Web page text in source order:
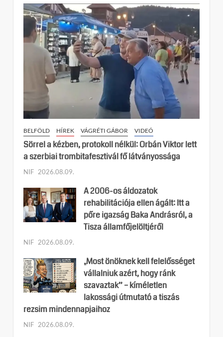
e
z
BELFÖLD HÍREK VÁGRÉTI GÁBOR VIDEÓ
Sörrel a kézben, protokoll nélkül: Orbán Viktor lett
a szerbiai trombitafesztivál fő látványossága
NIF 2026.08.09.
A 2006-os áldozatok
rehabilitációja ellen ágált: Itt a
pőre igazság Baka Andrásról, a
Tisza államfőjelöltjéről
NIF 2026.08.09.
„Most önöknek kell felelősséget
vállalniuk azért, hogy ránk
szavaztak” – kíméletlen
lakossági útmutató a tiszás
rezsim mindennapjaihoz
NIF 2026.08.09.